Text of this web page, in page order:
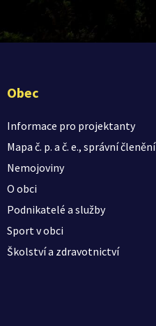
Obec
Informace pro projektanty
Mapa č. p. a č. e., správní členění
Nemojoviny
O obci
Podnikatelé a služby
Sport v obci
Školství a zdravotnictví